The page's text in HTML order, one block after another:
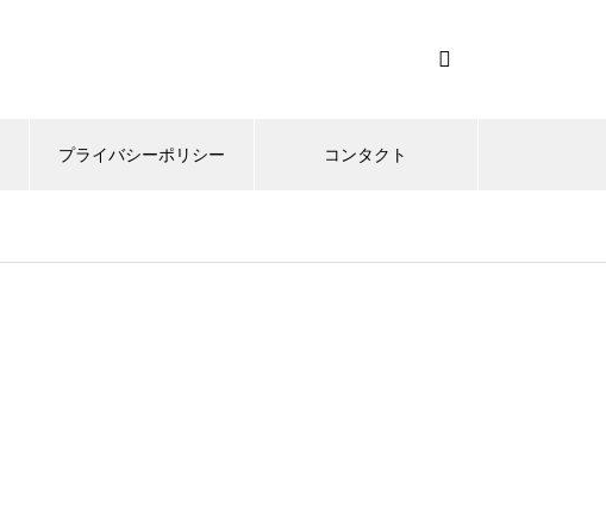
プライバシーポリシー コンタクト